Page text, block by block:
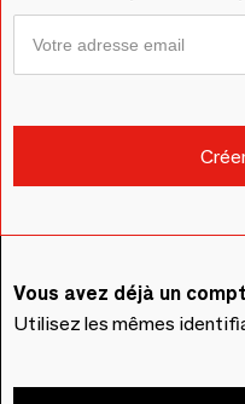
Vous avez déjà un
Utilisez les mêmes